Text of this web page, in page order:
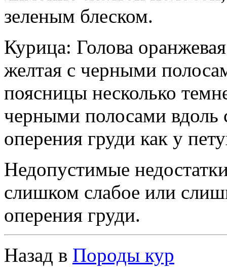
зеленым блеском.
Курица: Голова
желтая с черными
поясницы несколько
черными полосами вдоль
оперения груди как у
Недопустимые
слишком слабое или
оперения груди.
Назад в Породы кур